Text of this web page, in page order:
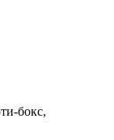
бокс,